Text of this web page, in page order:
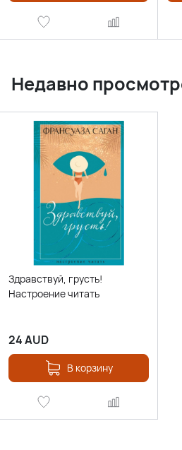
Недавно
Здравствуй, грусть!
Настроение читать
24AUD
В корзину